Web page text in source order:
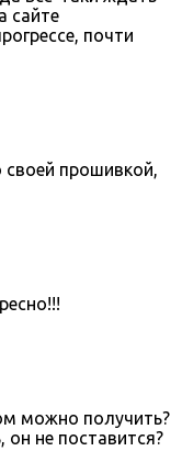
сайте
почти
прошивкой,
можно получить?
не поставится?